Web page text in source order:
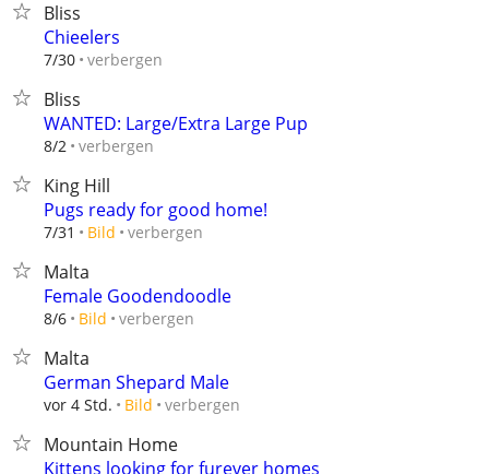
Bliss
Chieelers
7/30 verbergen
Bliss
WANTED: Large/Extra Large Pup
8/2 verbergen
King Hill
Pugs ready for good home!
7/31 Bild verbergen
Malta
Female Goodendoodle
8/6 Bild verbergen
Malta
German Shepard Male
vor 4 Std. Bild verbergen
Mountain Home
Kittens looking for furever homes